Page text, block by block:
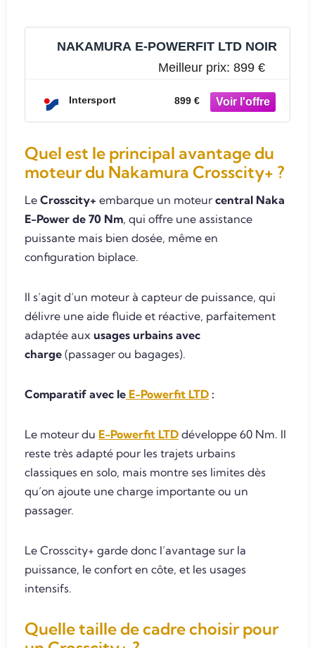
NAKAMURA E-POWERFIT LTD NOIR
Meilleur prix: 899 €
Intersport 899 €
Quel est le principal avantage du
moteur du Nakamura Crosscity+ ?
Le Crosscity+ embarque un moteur central Naka
E-Power de 70 Nm, qui offre une assistance
puissante mais bien dosée, même en
configuration biplace.
Il s’agit d’un moteur à capteur de puissance, qui
délivre une aide fluide et réactive, parfaitement
adaptée aux usages urbains avec
charge (passager ou bagages).
Comparatif avec le E-Powerfit LTD :
Le moteur du E-Powerfit LTD développe 60 Nm. Il
reste très adapté pour les trajets urbains
classiques en solo, mais montre ses limites dès
qu’on ajoute une charge importante ou un
passager.
Le Crosscity+ garde donc l’avantage sur la
puissance, le confort en côte, et les usages
intensifs.
Quelle taille de cadre choisir pour